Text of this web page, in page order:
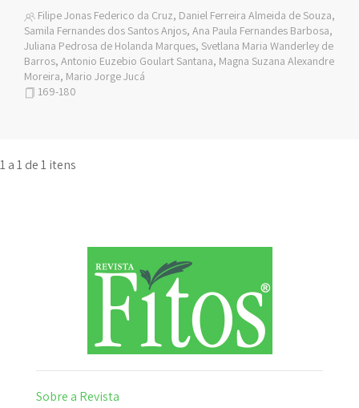
Filipe Jonas Federico da Cruz, Daniel Ferreira Almeida de Souza,
Samila Fernandes dos Santos Anjos, Ana Paula Fernandes Barbosa,
Juliana Pedrosa de Holanda Marques, Svetlana Maria Wanderley de
Barros, Antonio Euzebio Goulart Santana, Magna Suzana Alexandre
Moreira, Mario Jorge Jucá
169-180
1 a 1 de 1 itens
Sobre a Revista